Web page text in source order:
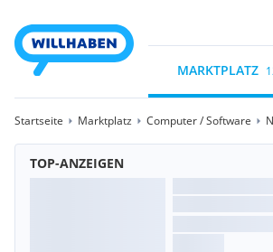
MARKTPLATZ
Startseite Marktplatz Computer / Software
TOP-ANZEIGEN